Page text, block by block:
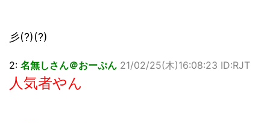
彡(?)(?)
2: 名無しさん＠おーぷん 21/02/25(木)16:08:23 ID:RJT
人気者やん